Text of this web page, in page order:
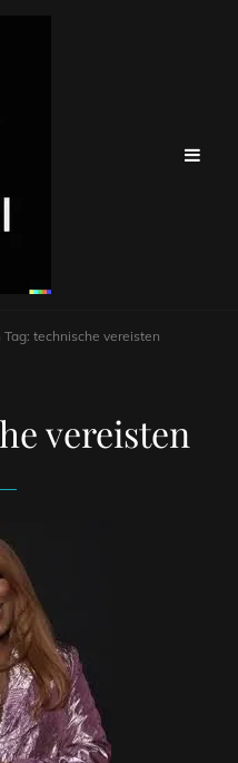
Tag: technische vereisten
vereisten